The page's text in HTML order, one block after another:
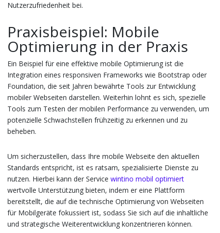
Nutzerzufriedenheit bei.
Praxisbeispiel: Mobile
Optimierung in der Praxis
Ein Beispiel für eine effektive mobile Optimierung ist die
Integration eines responsiven Frameworks wie Bootstrap oder
Foundation, die seit Jahren bewährte Tools zur Entwicklung
mobiler Webseiten darstellen. Weiterhin lohnt es sich, spezielle
Tools zum Testen der mobilen Performance zu verwenden, um
potenzielle Schwachstellen frühzeitig zu erkennen und zu
beheben.
Um sicherzustellen, dass Ihre mobile Webseite den aktuellen
Standards entspricht, ist es ratsam, spezialisierte Dienste zu
nutzen. Hierbei kann der Service wintino mobil optimiert
wertvolle Unterstützung bieten, indem er eine Plattform
bereitstellt, die auf die technische Optimierung von Webseiten
für Mobilgeräte fokussiert ist, sodass Sie sich auf die inhaltliche
und strategische Weiterentwicklung konzentrieren können.